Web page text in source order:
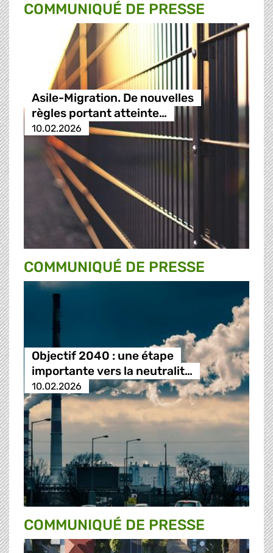
COMMUNIQUÉ DE PRESSE
Asile-Migration. De nouvelles
règles portant atteinte…
10.02.2026
COMMUNIQUÉ DE PRESSE
Objectif 2040 : une étape
importante vers la neutralit…
10.02.2026
COMMUNIQUÉ DE PRESSE